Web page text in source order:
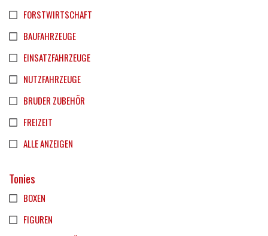
FORSTWIRTSCHAFT
BAUFAHRZEUGE
EINSATZFAHRZEUGE
NUTZFAHRZEUGE
BRUDER ZUBEHÖR
FREIZEIT
ALLE ANZEIGEN
Tonies
BOXEN
FIGUREN